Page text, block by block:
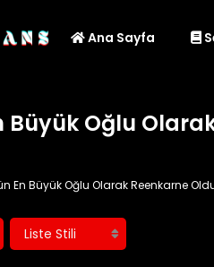
Ana Sayfa
Büyük Oğlu
En Büyük Oğlu Olarak Reenkarne